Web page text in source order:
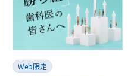
Web限定